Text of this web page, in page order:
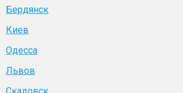
Бердянск
Киев
Одесса
Львов